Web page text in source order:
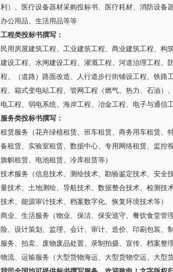
利）、医疗设备器材采购投标书、医疗耗材、消防设备
办公用品、生活用品等等
工程类投标书撰写：
民用房屋建筑工程、工业建筑工程、商业建筑工程、构
建设工程、水闸建设工程、灌溉工程、河道治理工程、
程、（道路）路面改造、人行道步行街铺设工程、铁路
程、箱式变电站工程、管网工程（燃气、热力、石油）
电工程、弱电系统、海岸工程、冶金工程、电子与通信
服务类投标书撰写：
租赁服务（花卉绿植租赁、班车租赁、商务用车租赁、
备租赁、实验室租赁、数据中心、专用网络租赁、监控
旗帜租赁、电池租赁、冷库租赁等）
技术服务（信息技术、测绘技术、勘验鉴定技术、安全
量技术、土地测绘、导航技术、数据整合技术、检测技
技术、能源审计技术、档案数字化、恢复环境技术等）
商业、生活服务（物业、保洁、保安巡守、餐饮食堂管
险、设计策划、监理、会计、审计、造价、印刷包装
服务、拍卖、废物废品处置、录制拍摄、宣传、档案整
物流、运输服务（大型货物海运、大型货物空运、大型